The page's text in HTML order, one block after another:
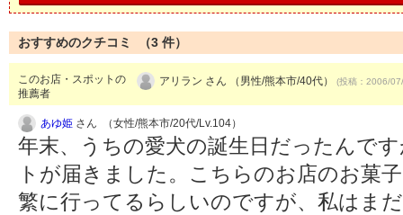
おすすめのクチコミ （3 件）
このお店・スポットの
推薦者
アリラン さん （男性/熊本市/40代） (投稿：2006/
あゆ姫 さん （女性/熊本市/20代/Lv.104）
年末、うちの愛犬の誕生日だったんで
トが届きました。こちらのお店のお菓
繁に行ってるらしいのですが、私はま